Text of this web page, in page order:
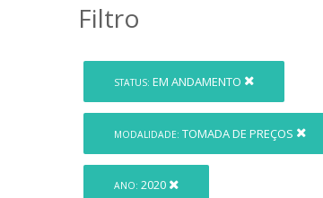
Filtro
STATUS: EM ANDAMENTO
MODALIDADE: TOMADA DE PREÇOS
ANO: 2020